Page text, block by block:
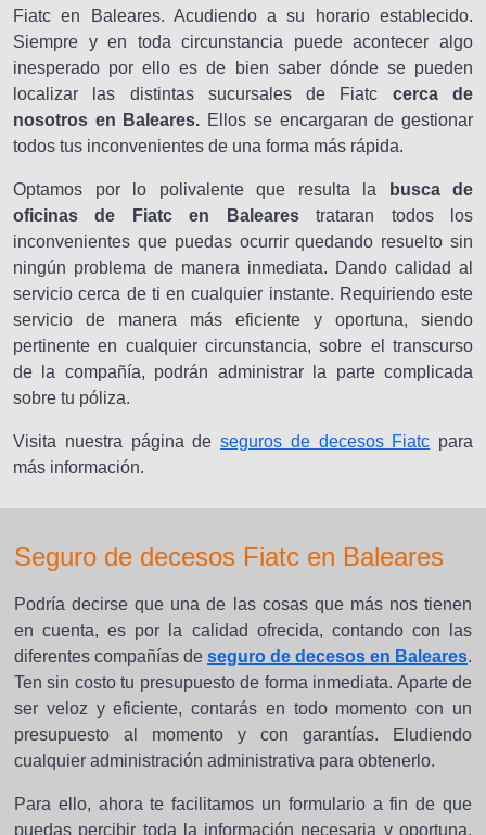
Fiatc en Baleares. Acudiendo a su horario establecido.
Siempre y en toda circunstancia puede acontecer algo
inesperado por ello es de bien saber dónde se pueden
localizar las distintas sucursales de Fiatc cerca de
nosotros en Baleares. Ellos se encargaran de gestionar
todos tus inconvenientes de una forma más rápida.
Optamos por lo polivalente que resulta la
busca de
oficinas de Fiatc en Balearestrataran todos los
inconvenientes que puedas ocurrir quedando resuelto sin
ningún problema de manera inmediata. Dando calidad al
servicio cerca de ti en cualquier instante. Requiriendo este
servicio de manera más eficiente y oportuna, siendo
pertinente en cualquier circunstancia, sobre el transcurso
de la compañía, podrán administrar la parte complicada
sobre tu póliza.
Visita nuestra página de seguros de decesos Fiatc para
más información.
Seguro de decesos Fiatc en Baleares
Podría decirse que una de las cosas que más nos tienen
en cuenta, es por la calidad ofrecida, contando con las
diferentes compañías de seguro de decesos en Baleares.
Ten sin costo tu presupuesto de forma inmediata. Aparte de
ser veloz y eficiente, contarás en todo momento con un
presupuesto al momento y con garantías. Eludiendo
cualquier administración administrativa para obtenerlo.
Para ello, ahora te facilitamos un formulario a fin de que
puedas percibir toda la información necesaria y oportuna,